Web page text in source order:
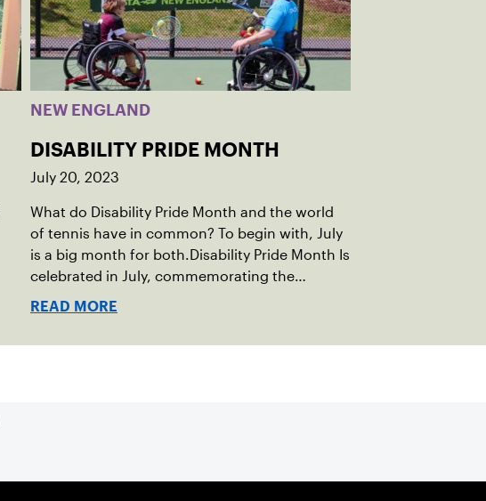
NEW ENGLAND
DISABILITY PRIDE MONTH
July 20, 2023
What do Disability Pride Month and the world
of tennis have in common? To begin with, July
is a big month for both.Disability Pride Month Is
celebrated in July, commemorating the
passage of the Americans with Disabilities Act
READ MORE